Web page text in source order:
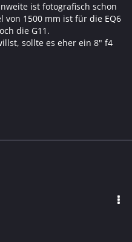
ist fotografisch schon
von 1500 mm ist für die EQ6
die G11.
sollte es eher ein 8" f4